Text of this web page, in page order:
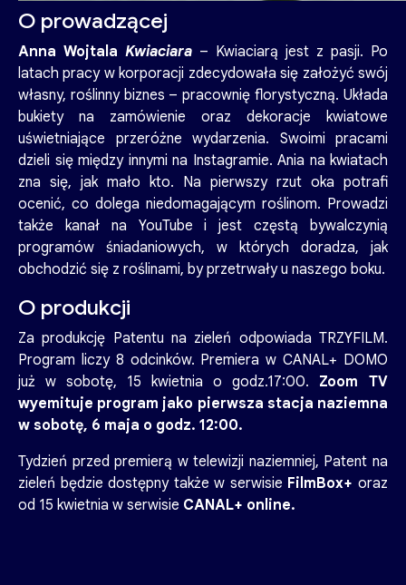
O prowadzącej
Anna Wojtala Kwiaciara – Kwiaciarą jest z pasji. Po
latach pracy w korporacji zdecydowała się założyć swój
własny, roślinny biznes – pracownię florystyczną. Układa
bukiety na zamówienie oraz dekoracje kwiatowe
uświetniające przeróżne wydarzenia. Swoimi pracami
dzieli się między innymi na Instagramie. Ania na kwiatach
zna się, jak mało kto. Na pierwszy rzut oka potrafi
ocenić, co dolega niedomagającym roślinom. Prowadzi
także kanał na YouTube i jest częstą bywalczynią
programów śniadaniowych, w których doradza, jak
obchodzić się z roślinami, by przetrwały u naszego boku.
O produkcji
Za produkcję Patentu na zieleń odpowiada TRZYFILM.
Program liczy 8 odcinków. Premiera w CANAL+ DOMO
już w sobotę, 15 kwietnia o godz.17:00. Zoom TV
wyemituje program jako pierwsza stacja naziemna
w sobotę, 6 maja o godz. 12:00.
Tydzień przed premierą w telewizji naziemniej, Patent na
zieleń będzie dostępny także w serwisie FilmBox+ oraz
od 15 kwietnia w serwisie CANAL+ online.